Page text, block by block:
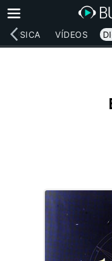
MÚSICA VÍDEOS